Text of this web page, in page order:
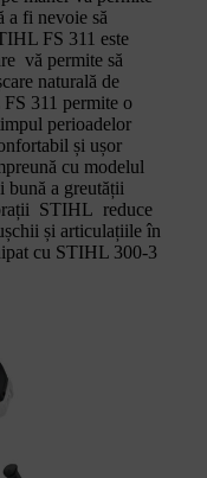
a fi nevoie să
FS 311 este
vă permite să
naturală de
311 permite o
perioadelor
și ușor
cu modelul
bună a greutății
STIHL reduce
și articulațiile în
cu STIHL 300-3